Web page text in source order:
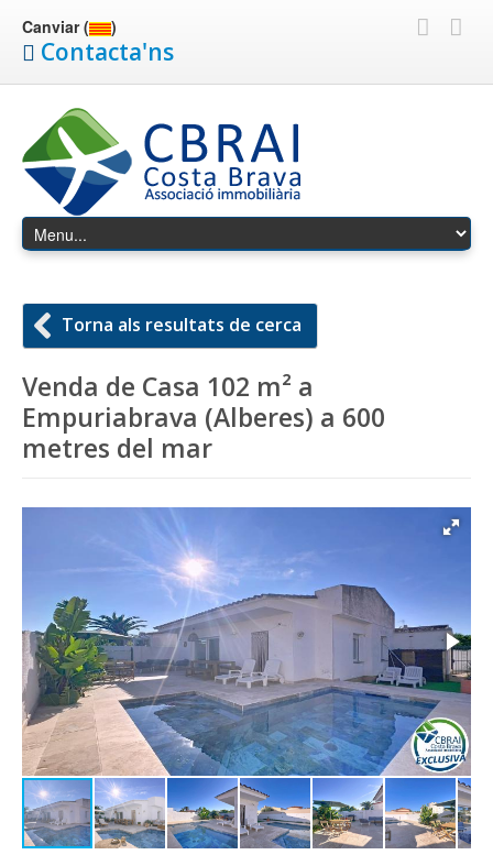
Canviar ( )
Contacta'ns
Torna als resultats de cerca
Venda de Casa 102 m² a
Empuriabrava (Alberes) a 600
metres del mar